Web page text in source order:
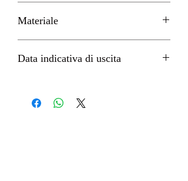
Materiale
Data indicativa di uscita